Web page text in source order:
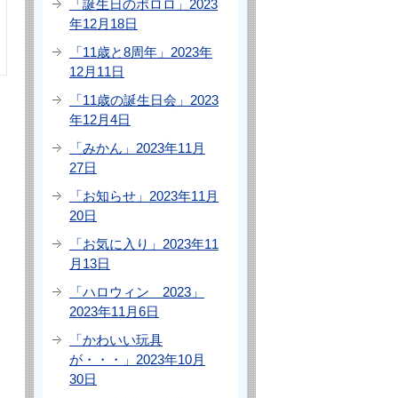
「誕生日のポロロ」2023
年12月18日
「11歳と8周年」2023年
12月11日
「11歳の誕生日会」2023
年12月4日
「みかん」2023年11月
27日
「お知らせ」2023年11月
20日
「お気に入り」2023年11
月13日
「ハロウィン 2023」
2023年11月6日
「かわいい玩具
が・・・」2023年10月
30日